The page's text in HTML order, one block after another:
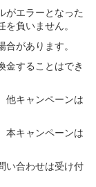
がエラーとなった
負いません。
があります。
金することはでき
他キャンペーンは
本キャンペーンは
い合わせは受け付